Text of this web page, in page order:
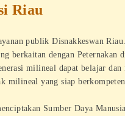
Riau
publik Disnakkeswan
berkaitan dengan Peternakan
milineal dapat belajar dan
milineal yang siap
Sumber Daya